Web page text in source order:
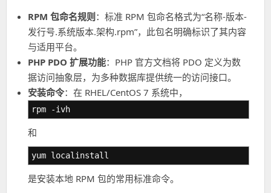
RPM 包命名规则 ：标准 RPM 包命名格式为“名称-版本-
发行号.系统版本.架构.rpm”，此包名明确标识了其内容
与适用平台。
PHP PDO 扩展功能：PHP 官方文档将 PDO 定义为数
据访问抽象层，为多种数据库提供统一的访问接口。
安装命令：在 RHEL/CentOS 7 系统中，
rpm -ivh
和
yum localinstall
是安装本地 RPM 包的常用标准命令。